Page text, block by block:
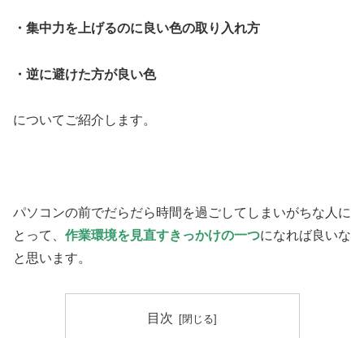
・集中力を上げるのに良い色の取り入れ方
・逆に避けた方が良い色
についてご紹介します。
パソコンの前でだらだら時間を過ごしてしまいがちな人に
とって、 作業環境を見直すきっかけの一つになれば良いな
と思います。
目次